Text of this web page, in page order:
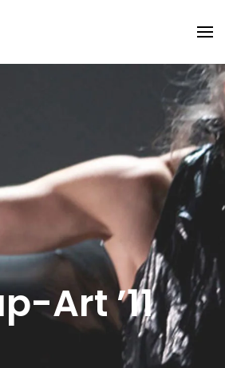
Art ’11